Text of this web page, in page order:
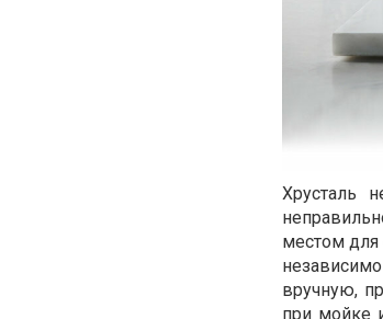
Хрусталь
местом для
вручную,
при мойке